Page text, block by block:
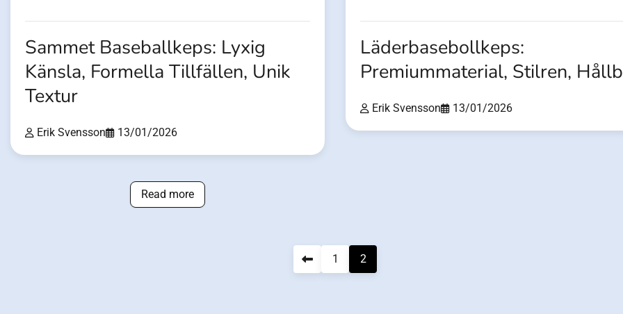
Sammet Baseballkeps: Lyxig
Känsla, Formella Tillfällen, Unik
Textur
Erik Svensson 13/01/2026
Läderbasebollkeps:
Premiummaterial, Stilren,
Erik Svensson 13/01/2026
Read more
1 2